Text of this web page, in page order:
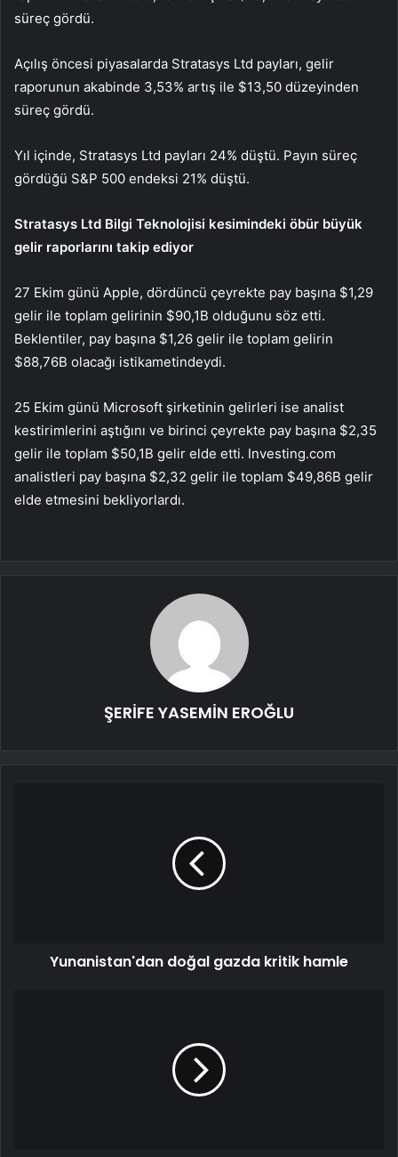
süreç gördü.
Açılış öncesi piyasalarda Stratasys Ltd payları, gelir
raporunun akabinde 3,53% artış ile $13,50 düzeyinden
süreç gördü.
Yıl içinde, Stratasys Ltd payları 24% düştü. Payın süreç
gördüğü S&P 500 endeksi 21% düştü.
Stratasys Ltd Bilgi Teknolojisi kesimindeki öbür büyük
gelir raporlarını takip ediyor
27 Ekim günü Apple, dördüncü çeyrekte pay başına $1,29
gelir ile toplam gelirinin $90,1B olduğunu söz etti.
Beklentiler, pay başına $1,26 gelir ile toplam gelirin
$88,76B olacağı istikametindeydi.
25 Ekim günü Microsoft şirketinin gelirleri ise analist
kestirimlerini aştığını ve birinci çeyrekte pay başına $2,35
gelir ile toplam $50,1B gelir elde etti. Investing.com
analistleri pay başına $2,32 gelir ile toplam $49,86B gelir
elde etmesini bekliyorlardı.
ŞERİFE YASEMİN EROĞLU
Yunanistan'dan doğal gazda kritik hamle